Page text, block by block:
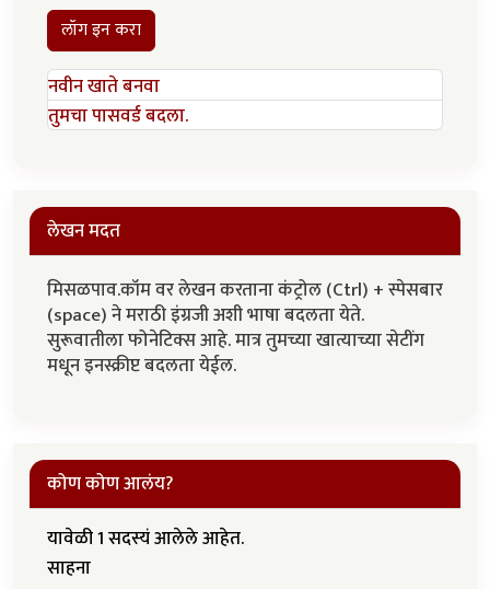
लॉग इन करा
नवीन खाते बनवा
तुमचा पासवर्ड बदला.
लेखन मदत
मिसळपाव.कॉम वर लेखन करताना कंट्रोल (Ctrl) + स्पेसबार
(space) ने मराठी इंग्रजी अशी भाषा बदलता येते.
सुरूवातीला फोनेटिक्स आहे. मात्र तुमच्या खात्याच्या सेटींग
मधून इनस्क्रीप्ट बदलता येईल.
कोण कोण आलंय?
यावेळी 1 सदस्यं आलेले आहेत.
साहना